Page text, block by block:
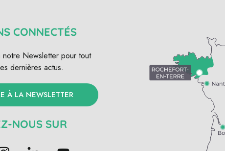
CONNECTÉS
notre Newsletter pour tout
dernières actus.
À LA NEWSLETTER
NOUS SUR